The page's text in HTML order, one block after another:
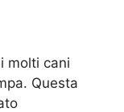
molti cani
Questa